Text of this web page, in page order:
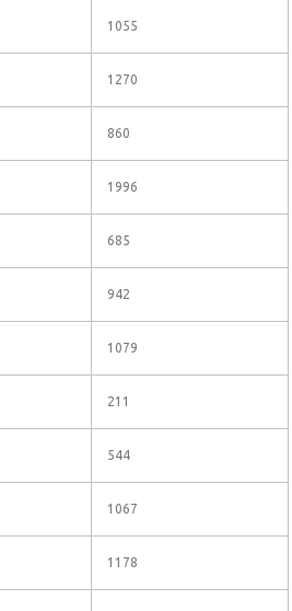
1055
1270
860
1996
685
942
1079
211
544
1067
1178